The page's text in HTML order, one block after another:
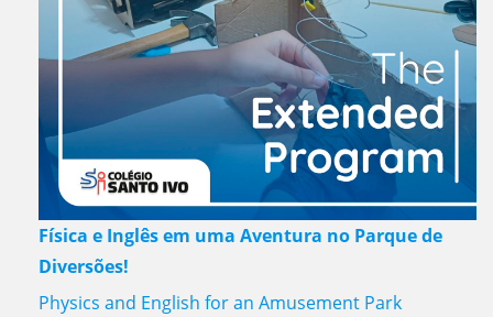
Física e Inglês em uma Aventura no Parque de
Diversões!
Physics and English for an Amusement Park